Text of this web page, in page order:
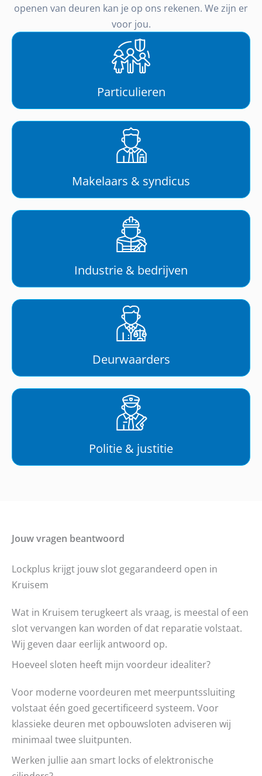
openen van deuren kan je op ons rekenen. We zijn er
voor jou.
Particulieren
Makelaars & syndicus
Industrie & bedrijven
Deurwaarders
Politie & justitie
Jouw vragen beantwoord
Lockplus krijgt jouw slot gegarandeerd open in
Kruisem
Wat in Kruisem terugkeert als vraag, is meestal of een
slot vervangen kan worden of dat reparatie volstaat.
Wij geven daar eerlijk antwoord op.
Hoeveel sloten heeft mijn voordeur idealiter?
Voor moderne voordeuren met meerpuntssluiting
volstaat één goed gecertificeerd systeem. Voor
klassieke deuren met opbouwsloten adviseren wij
minimaal twee sluitpunten.
Werken jullie aan smart locks of elektronische